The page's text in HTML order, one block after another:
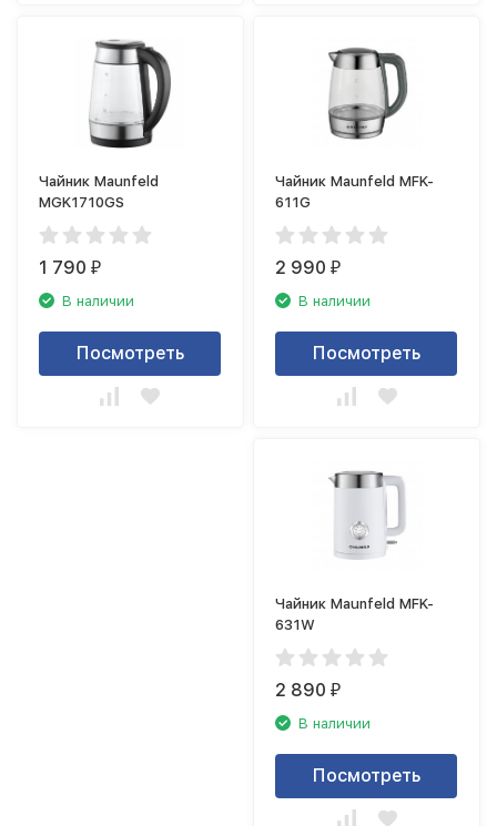
Чайник Maunfeld
MGK1710GS
1 790₽
В наличии
Посмотреть
Чайник Maunfeld MFK-
611G
2 990₽
В наличии
Посмотреть
Чайник Maunfeld MFK-
631W
2 890₽
В наличии
Посмотреть